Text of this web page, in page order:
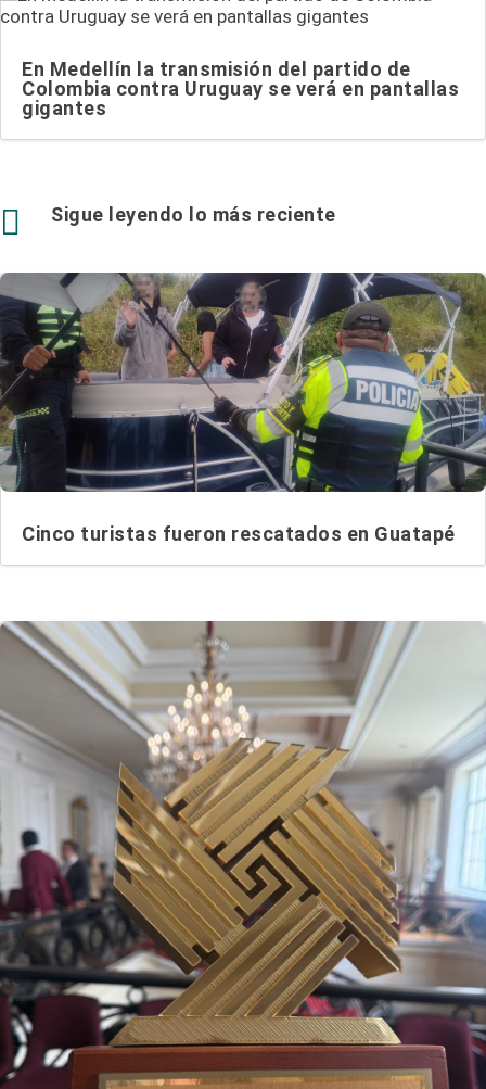
En Medellín la transmisión del partido de
Colombia contra Uruguay se verá en pantallas
gigantes
 Sigue leyendo lo más reciente
Cinco turistas fueron rescatados en Guatapé